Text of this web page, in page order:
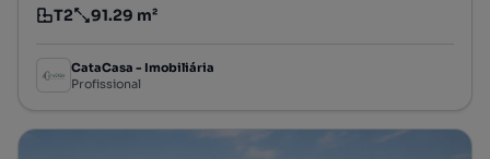
Tipologia
T2
Preço por metro quadrado
91.29 m²
CataCasa - Imobiliária
Profissional